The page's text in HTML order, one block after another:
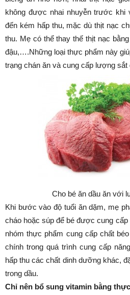
không được nhai nhuyễn trước khi
đến kém hấp thu, mặc dù thịt nạc
thu. Mẹ có thể thay thế thịt nạc
đậu,….Những loại thực phẩm này
trạng chán ăn và cung cấp lượng sắt
Cho bé ăn dầu ăn với
Khi bước vào độ tuổi ăn dặm, mẹ
cháo hoặc súp để bé được cung
nhóm thực phẩm cung cấp chất
chính trong quá trình cung cấp
hấp thu các chất dinh dưỡng khác,
trong dầu.
Chỉ nên bổ sung vitamin bằng